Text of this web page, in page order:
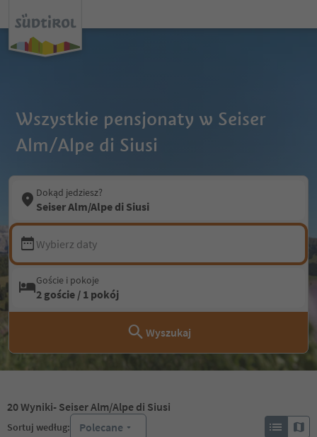
Wszystkie pensjonaty w Seiser
Alm/Alpe di Siusi
Dokąd jedziesz?
Seiser Alm/Alpe di Siusi
Wybierz daty
Goście i pokoje
2 goście / 1 pokój
Wyszukaj
20Wyniki- Seiser Alm/Alpe di Siusi
Sortuj według: Polecane